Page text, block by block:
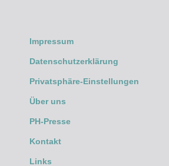
Impressum
Datenschutzerklärung
Privatsphäre-Einstellungen
Über uns
PH-Presse
Kontakt
Links